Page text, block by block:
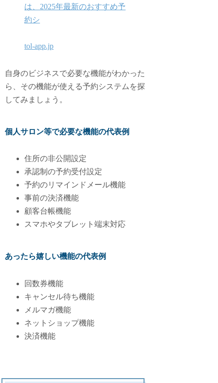
は、2025年最新のおすすめ予
約シ
tol-app.jp
自身のビジネスで必要な機能がわかった
ら、その機能が使える予約システムを探
してみましょう。
個人サロン等で必要な機能の代表例
住所の非公開設定
承認制の予約受付設定
予約のリマインドメール機能
事前の決済機能
顧客台帳機能
スマホやタブレット端末対応
あったら嬉しい機能の代表例
回数券機能
キャンセル待ち機能
メルマガ機能
ネットショップ機能
決済機能